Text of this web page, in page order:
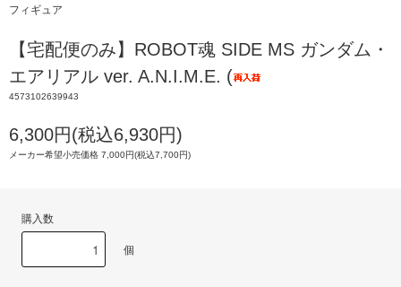
フィギュア
【宅配便のみ】ROBOT魂 SIDE MS ガンダム・
エアリアル ver. A.N.I.M.E. (
4573102639943
6,300円(税込6,930円)
メーカー希望小売価格 7,000円(税込7,700円)
購入数
個